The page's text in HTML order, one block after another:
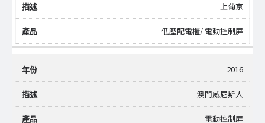
上葡京
低壓配電櫃/ 電動控制屏
2016
澳門威尼斯人
電動控制屏